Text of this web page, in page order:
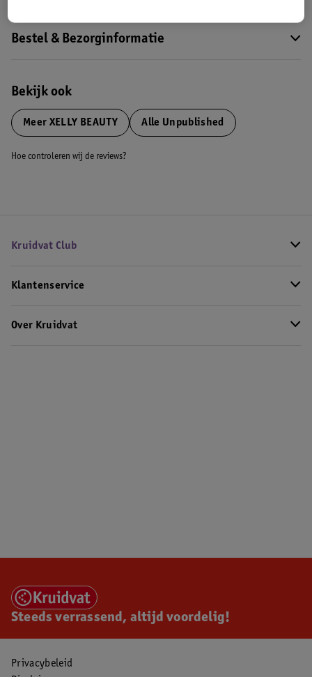
Bestel & Bezorginformatie
Bekijk ook
Meer XELLY BEAUTY Alle Unpublished
Hoe controleren wij de reviews?
Kruidvat Club
Klantenservice
Over Kruidvat
Steeds verrassend, altijd voordelig!
Privacybeleid